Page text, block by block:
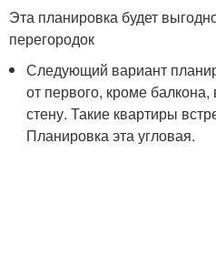
Эта планировка будет
перегородок
Следующий вариант
от первого, кроме
стену. Такие квартиры
Планировка эта угловая.